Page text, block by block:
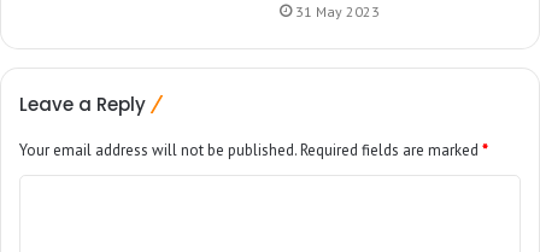
31 May 2023
Leave a Reply
Your email address will not be published.Required fields are marked *